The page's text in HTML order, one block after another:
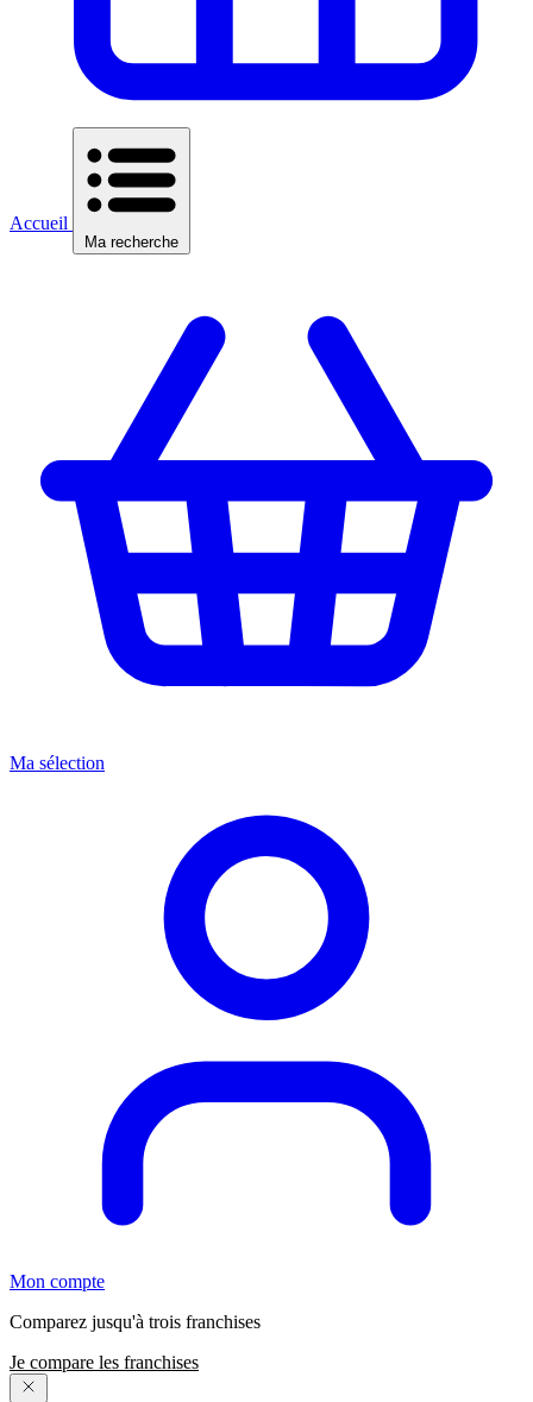
Accueil
Ma recherche
Ma sélection
Mon compte
Comparez jusqu'à trois franchises
Je compare les franchises